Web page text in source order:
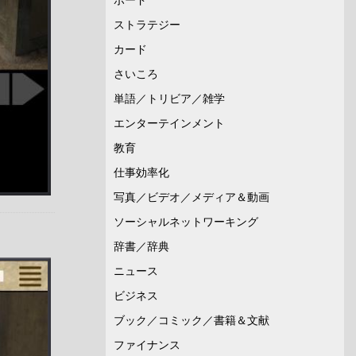
ストラテジー
カード
さいころ
単語／トリビア／雑学
エンターテインメント
教育
仕事効率化
写真／ビデオ／メディア＆動画
ソーシャルネットワーキング
辞書／辞典
ニュース
ビジネス
ブック／コミック／書籍＆文献
ファイナンス